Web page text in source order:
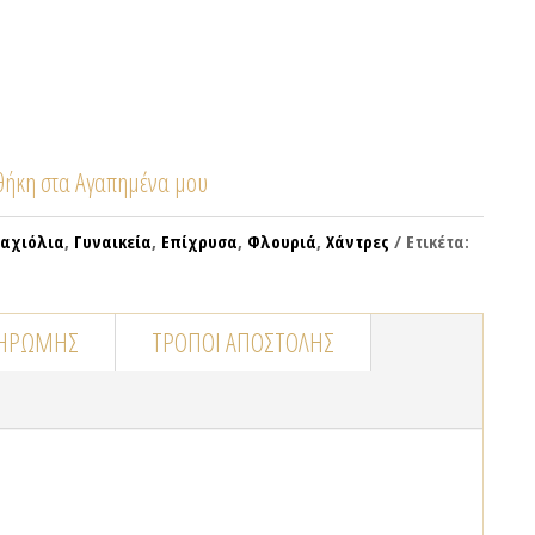
στα Αγαπημένα μου
, Γυναικεία, Επίχρυσα, Φλουριά,Χάντρες
Ετικέτα:
ΤΡΌΠΟΙ ΑΠΟΣΤΟΛΉΣ